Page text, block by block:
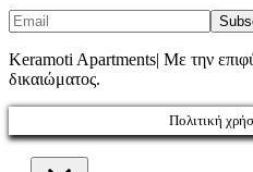
Keramoti Apartments| Με την
δικαιώματος.
Πολιτική